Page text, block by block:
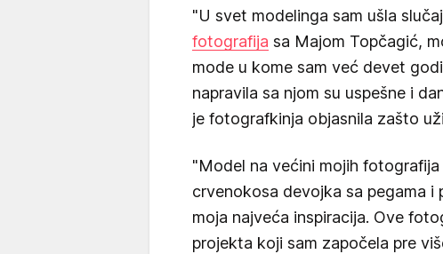
"U svet modelinga sam ušla
fotografija sa Majom Topčagić,
mode u kome sam već devet
napravila sa njom su uspešne i
je fotografkinja objasnila zašto
"Model na većini mojih fotografija
crvenokosa devojka sa pegama i
moja najveća inspiracija. Ove
projekta koji sam započela pre